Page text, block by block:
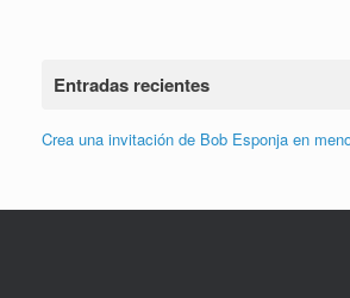
Entradas recientes
Crea una invitación de Bob Esponja en